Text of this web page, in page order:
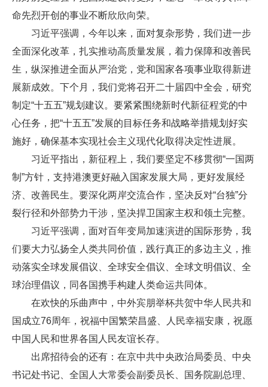
命先烈开创的事业不断欣欣向荣。
习近平强调，今年以来，面对复杂形势，我们进一步
全面深化改革，扎实推动高质量发展，着力保障和改善民
生，纵深推进全面从严治党，党和国家各项事业取得新进
展新成效。下个月，我们党将召开二十届四中全会，研究
制定“十五五”规划建议。要紧紧围绕新时代新征程党的中
心任务，把“十五五”发展的目标任务和战略举措规划好实
施好，确保基本实现社会主义现代化取得决定性进展。
习近平指出，新征程上，我们要坚定不移贯彻“一国两
制”方针，支持港澳更好融入国家发展大局，更好发展经
济、改善民生。要深化两岸交流合作，坚决反对“台独”分
裂行径和外部势力干涉，坚决捍卫国家主权和领土完整。
习近平强调，面对百年变局加速演进的国际形势，我
们要大力弘扬全人类共同价值，践行真正的多边主义，推
动落实全球发展倡议、全球安全倡议、全球文明倡议、全
球治理倡议，同各国携手构建人类命运共同体。
在欢快的乐曲声中，中外宾朋举杯共贺中华人民共和
国成立76周年，祝福中国繁荣昌盛、人民幸福安康，祝愿
中国人民和世界各国人民友谊长存。
出席招待会的还有：在京中共中央政治局委员、中央
书记处书记、全国人大常委会副委员长、国务院副总理、